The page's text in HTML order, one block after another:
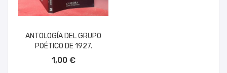
ANTOLOGÍA DEL GRUPO
POÉTICO DE 1927.
1,00 €